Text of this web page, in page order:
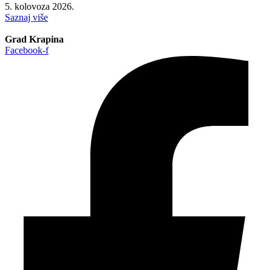
5. kolovoza 2026.
Saznaj više
Grad Krapina
Facebook-f